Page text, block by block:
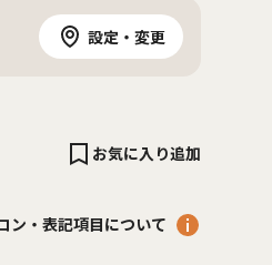
設定・変更
お気に入り追加
ン・表記項目について